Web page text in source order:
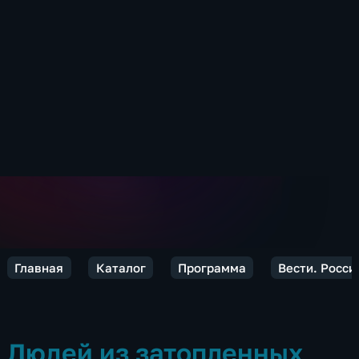
Главная Каталог Программа Вести.
Людей из затопленных